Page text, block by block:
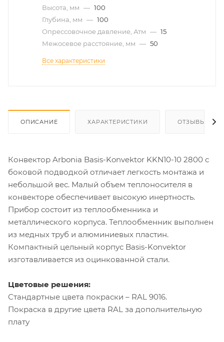
Высота, мм — 100
Глубина, мм — 100
Опрессовочное давление, Атм — 15
Межосевое расстояние, мм — 50
Все характеристики
ОПИСАНИЕ ХАРАКТЕРИСТИКИ ОТЗЫВЫ
Конвектор Arbonia Basis-Konvektor KKN10-10 2800 с
боковой подводкой отличает легкость монтажа и
небольшой вес. Малый объем теплоносителя в
конвекторе обеспечивает высокую инертность.
Прибор состоит из теплообменника и
металлического корпуса. Теплообменник выполнен
из медных труб и алюминиевых пластин.
Компактный цельный корпус Basis-Konvektor
изготавливается из оцинкованной стали.
Цветовые решения:
Стандартные цвета покраски – RAL 9016.
Покраска в другие цвета RAL за дополнительную
плату